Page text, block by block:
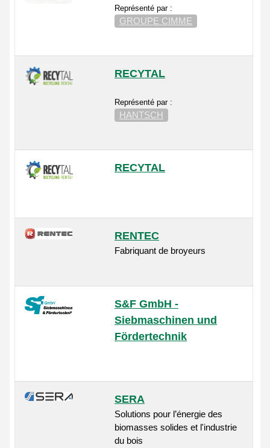
Représenté par :
GROUPE CIMME
RECYTAL
Représenté par :
HANTSCH
RECYTAL
RENTEC
Fabriquant de broyeurs
S&F GmbH -
Siebmaschinen und
Fördertechnik
SERA
Solutions pour l’énergie des
biomasses solides et l'industrie
du bois